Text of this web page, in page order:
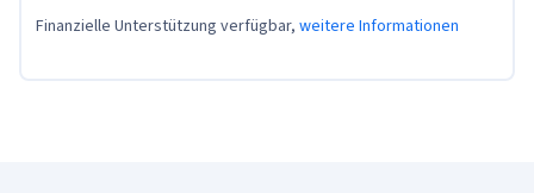
Finanzielle Unterstützung verfügbar, weitere Informationen